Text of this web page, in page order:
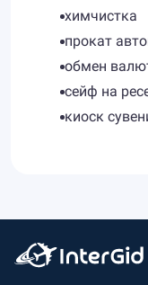
химчистка
прокат
обмен
сейф на
киоск